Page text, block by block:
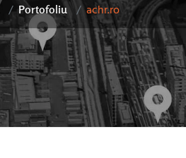
Portofoliu achr.ro